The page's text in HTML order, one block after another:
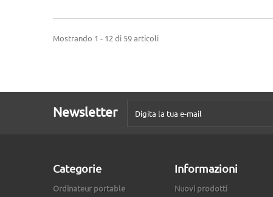
Mostrando 1 - 12 di 59 articoli
Newsletter
Categorie
Ordinateur portable
Informazioni
Nuovi prodotti